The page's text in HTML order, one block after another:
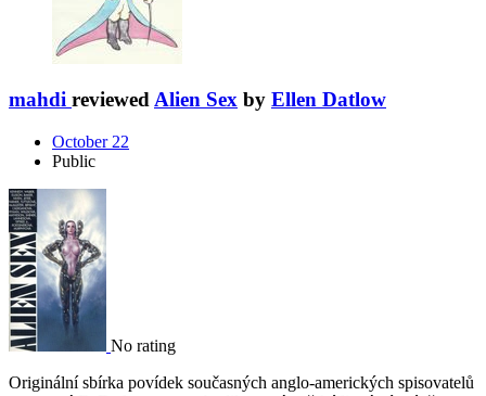
mahdi reviewedAlien Sex by Ellen Datlow
October 22
Public
No rating
Originální sbírka povídek současných anglo-amerických spisovatelů